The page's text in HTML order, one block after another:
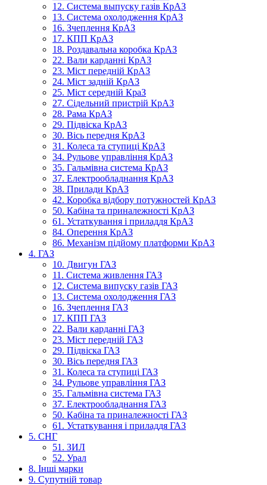
12. Система выпуску газів КрАЗ
13. Система охолодження КрАЗ
16. Зчеплення КрАЗ
17. КПП КрАЗ
18. Роздавальна коробка КрАЗ
22. Вали карданні КрАЗ
23. Міст передній КрАЗ
24. Міст задній КрАЗ
25. Міст середній КраЗ
27. Сідельний пристрій КрАЗ
28. Рама КрАЗ
29. Підвіска КрАЗ
30. Вісь передня КрАЗ
31. Колеса та ступиці КрАЗ
34. Рульове управління КрАЗ
35. Гальмівна система КрАЗ
37. Електрообладнання КрАЗ
38. Прилади КрАЗ
42. Коробка відбору потужностей КрАЗ
50. Кабіна та приналежності КрАЗ
61. Устаткування і приладдя КрАЗ
84. Оперення КрАЗ
86. Механізм підйому платформи КрАЗ
4. ГАЗ
10. Двигун ГАЗ
11. Система живлення ГАЗ
12. Система випуску газів ГАЗ
13. Система охолодження ГАЗ
16. Зчеплення ГАЗ
17. КПП ГАЗ
22. Вали карданні ГАЗ
23. Міст передній ГАЗ
29. Підвіска ГАЗ
30. Вісь передня ГАЗ
31. Колеса та ступиці ГАЗ
34. Рульове управління ГАЗ
35. Гальмівна система ГАЗ
37. Електрообладнання ГАЗ
50. Кабіна та приналежності ГАЗ
61. Устаткування і приладдя ГАЗ
5. СНГ
51. ЗИЛ
52. Урал
8. Інші марки
9. Супутній товар